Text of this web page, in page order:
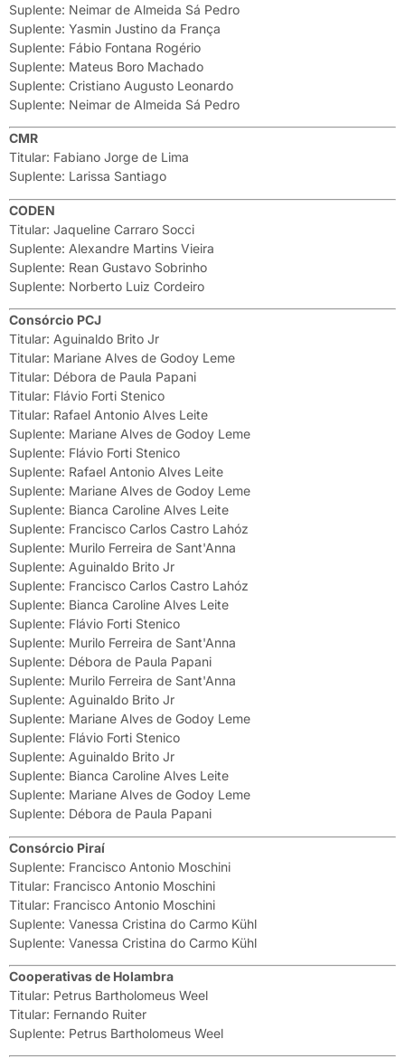
Suplente: Neimar de Almeida Sá Pedro
Suplente: Yasmin Justino da França
Suplente: Fábio Fontana Rogério
Suplente: Mateus Boro Machado
Suplente: Cristiano Augusto Leonardo
Suplente: Neimar de Almeida Sá Pedro
CMR
Titular: Fabiano Jorge de Lima
Suplente: Larissa Santiago
CODEN
Titular: Jaqueline Carraro Socci
Suplente: Alexandre Martins Vieira
Suplente: Rean Gustavo Sobrinho
Suplente: Norberto Luiz Cordeiro
Consórcio PCJ
Titular: Aguinaldo Brito Jr
Titular: Mariane Alves de Godoy Leme
Titular: Débora de Paula Papani
Titular: Flávio Forti Stenico
Titular: Rafael Antonio Alves Leite
Suplente: Mariane Alves de Godoy Leme
Suplente: Flávio Forti Stenico
Suplente: Rafael Antonio Alves Leite
Suplente: Mariane Alves de Godoy Leme
Suplente: Bianca Caroline Alves Leite
Suplente: Francisco Carlos Castro Lahóz
Suplente: Murilo Ferreira de Sant'Anna
Suplente: Aguinaldo Brito Jr
Suplente: Francisco Carlos Castro Lahóz
Suplente: Bianca Caroline Alves Leite
Suplente: Flávio Forti Stenico
Suplente: Murilo Ferreira de Sant'Anna
Suplente: Débora de Paula Papani
Suplente: Murilo Ferreira de Sant'Anna
Suplente: Aguinaldo Brito Jr
Suplente: Mariane Alves de Godoy Leme
Suplente: Flávio Forti Stenico
Suplente: Aguinaldo Brito Jr
Suplente: Bianca Caroline Alves Leite
Suplente: Mariane Alves de Godoy Leme
Suplente: Débora de Paula Papani
Consórcio Piraí
Suplente: Francisco Antonio Moschini
Titular: Francisco Antonio Moschini
Titular: Francisco Antonio Moschini
Suplente: Vanessa Cristina do Carmo Kühl
Suplente: Vanessa Cristina do Carmo Kühl
Cooperativas de Holambra
Titular: Petrus Bartholomeus Weel
Titular: Fernando Ruiter
Suplente: Petrus Bartholomeus Weel